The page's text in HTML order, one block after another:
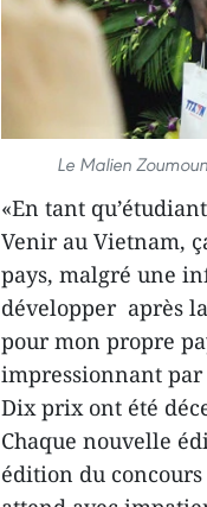
Le Malien
«En tant
Venir au Vietnam,
pays, malgré une
développer après
pour mon propre
impressionnant
Dix prix ont été
Chaque nouvelle
édition du concours